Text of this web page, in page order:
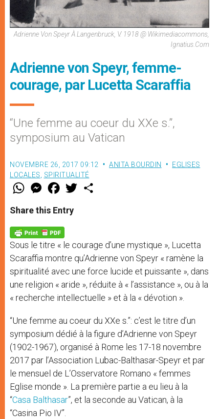
Adrienne Von Speyr À Langenbruck, V. 1918 @ Wikimediacommons,
Ignatius.com
Adrienne von Speyr, femme-
courage, par Lucetta Scaraffia
“Une femme au coeur du XXe s.”,
symposium au Vatican
NOVEMBRE 26, 2017 09:12 ANITA BOURDIN
EGLISES
LOCALES, SPIRITUALITÉ
W
t
s
p
p
M
e
s
e
g
e
r
F
a
e
b
o
k
w
Share this Entry
Sous le titre « le courage d’une mystique », Lucetta
Scaraffia montre qu’Adrienne von Speyr « ramène la
spiritualité avec une force lucide et puissante », dans
une religion « aride », réduite à « l’assistance », ou à la
« recherche intellectuelle » et à la « dévotion ».
“Une femme au coeur du XXe s.”: c’est le titre d’un
symposium dédié à la figure d’Adrienne von Speyr
(1902-1967), organisé à Rome les 17-18 novembre
2017 par l’Association Lubac-Balthasar-Speyr et par
le mensuel de L’Osservatore Romano « femmes
Eglise monde ». La première partie a eu lieu à la
“Casa Balthasar”, et la seconde au Vatican, à la
“Casina Pio IV”.